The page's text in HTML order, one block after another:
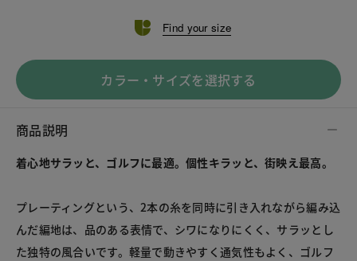
Find your size
カラー・サイズを選択する
商品説明
着心地サラッと、ゴルフに最適。個性キラッと、街映え最高。
プレーティングという、2本の糸を同時に引き入れながら編み込
んだ編地は、品のある表情で、シワになりにくく、サラッとし
た独特の風合いです。軽量で動きやすく通気性もよく、ゴルフ